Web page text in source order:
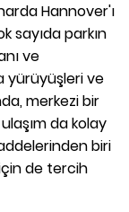
Hannover'ı
sayıda parkın
ve
yürüyüşleri ve
merkezi bir
da kolay
biri
de tercih